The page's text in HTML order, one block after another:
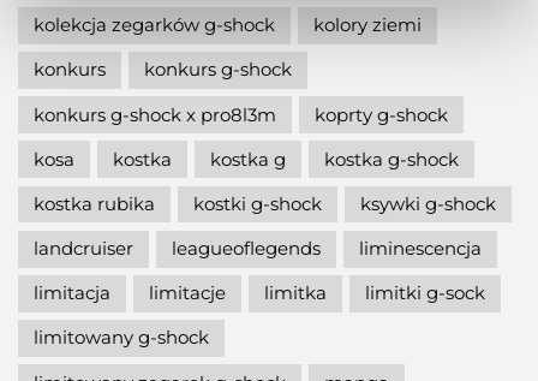
kolekcja zegarków g-shock
kolory ziemi
konkurs
konkurs g-shock
konkurs g-shock x pro8l3m
koprty g-shock
kosa
kostka kostka g
kostka g-shock
kostka rubika
kostki g-shock
ksywki g-shock
landcruiser
leagueoflegends
liminescencja
limitacja
limitacje limitka
limitki g-sock
limitowany g-shock